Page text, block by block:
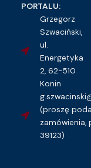
PORTALU:
Grzegorz
Szwaciński,
ul.
Energetyka
2, 62-510
Konin
(proszę
zamówienia,
39123)